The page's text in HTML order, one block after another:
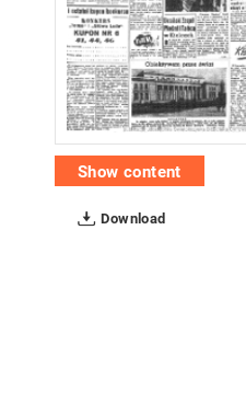
Show content
Download